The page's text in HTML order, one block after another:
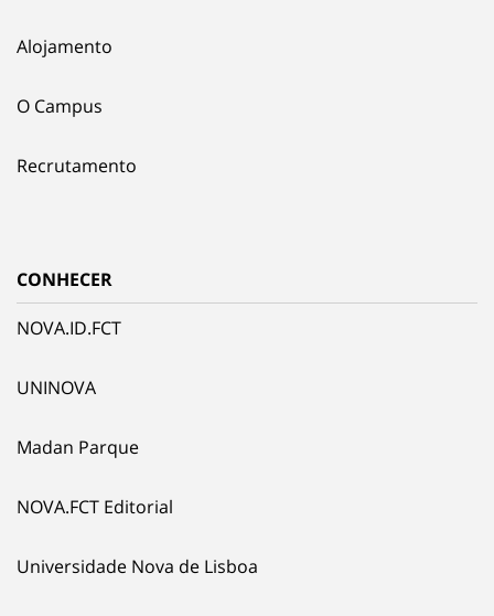
Alojamento
O Campus
Recrutamento
CONHECER
NOVA.ID.FCT
UNINOVA
Madan Parque
NOVA.FCT Editorial
Universidade Nova de Lisboa